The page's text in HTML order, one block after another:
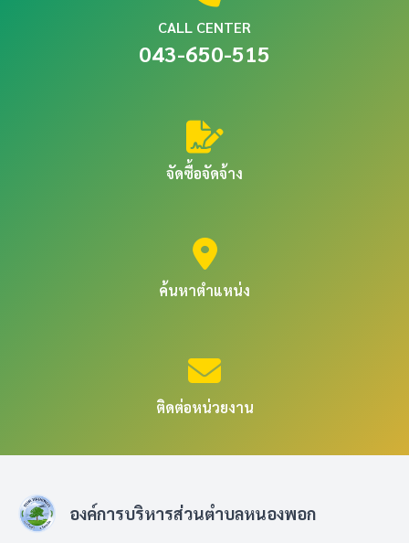
CALL CENTER
043-650-515
จัดซื้อจัดจ้าง
ค้นหาตำแหน่ง
ติดต่อหน่วยงาน
องค์การบริหารส่วนตำบลหนองพอก